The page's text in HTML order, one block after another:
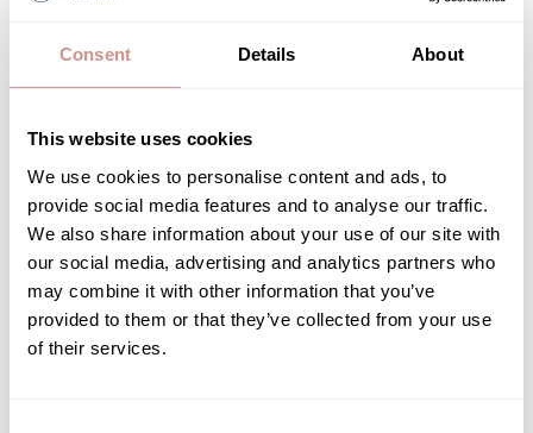
Consent Details About
This website uses cookies
We use cookies to personalise content and ads, to
provide social media features and to analyse our traffic.
We also share information about your use of our site with
our social media, advertising and analytics partners who
may combine it with other information that you’ve
provided to them or that they’ve collected from your use
of their services.
pigmentation et améliorer l'apparence de la peau. Les clients
apprécient sa texture légère et fluide qui pénètre facilement sans
laisser de film gras. Le produit est également remarqué pour son
Rechercher
des
avis
Filtres
Trier par: Plus récent